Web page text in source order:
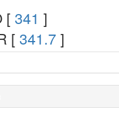
[ 341 ]
[ 341.7 ]